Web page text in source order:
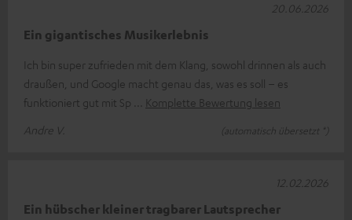
Ein gigantisches Musikerlebnis
Ich bin super zufrieden mit dem Klang, sowohl drinnen als auch
draußen, und Google macht genau das, was es soll – es
funktioniert gut mit Sp
Komplette Bewertung lesen
Andre V.
(automatisch übersetzt *)
20.06.2026
Ein hübscher kleiner tragbarer Lautsprecher
12.02.2026